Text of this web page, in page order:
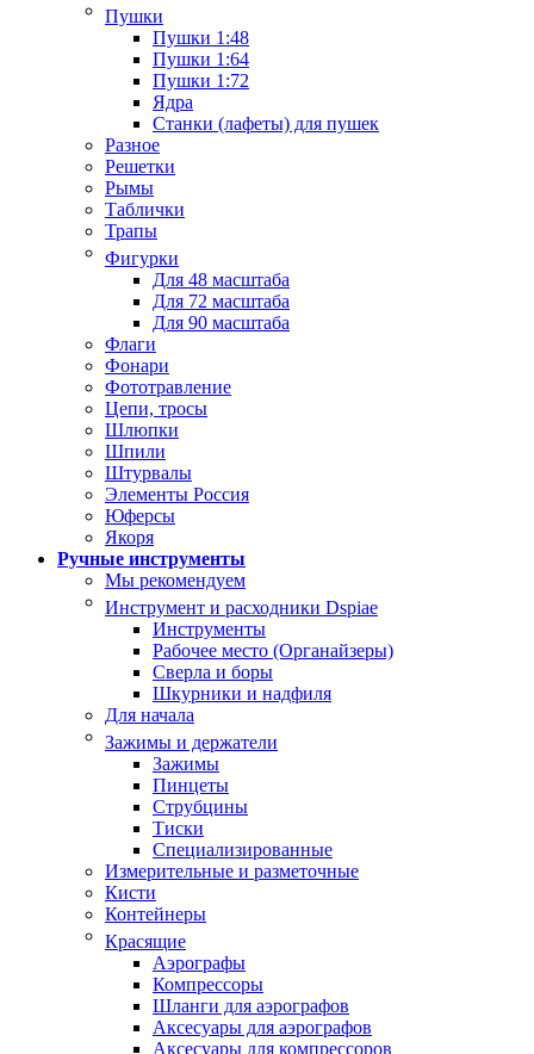
Пушки
Пушки 1:48
Пушки 1:64
Пушки 1:72
Ядра
Станки (лафеты) для пушек
Разное
Решетки
Рымы
Таблички
Трапы
Фигурки
Для 48 масштаба
Для 72 масштаба
Для 90 масштаба
Флаги
Фонари
Фототравление
Цепи, тросы
Шлюпки
Шпили
Штурвалы
Элементы Россия
Юферсы
Якоря
Ручные инструменты
Мы рекомендуем
Инструмент и расходники Dspiae
Инструменты
Рабочее место (Органайзеры)
Сверла и боры
Шкурники и надфиля
Для начала
Зажимы и держатели
Зажимы
Пинцеты
Струбцины
Тиски
Специализированные
Измерительные и разметочные
Кисти
Контейнеры
Красящие
Аэрографы
Компрессоры
Шланги для аэрографов
Аксесуары для аэрографов
Аксесуары для компрессоров